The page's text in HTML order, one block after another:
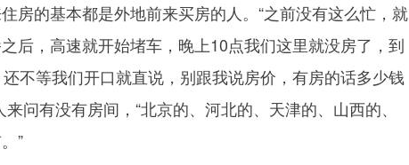
的基本都是外地前来买房的人。“之前没有这么忙，就
后，高速就开始堵车，晚上10点我们这里就没房了，到
不等我们开口就直说，别跟我说房价，有房的话多少钱
问有没有房间，“北京的、河北的、天津的、山西的、
”